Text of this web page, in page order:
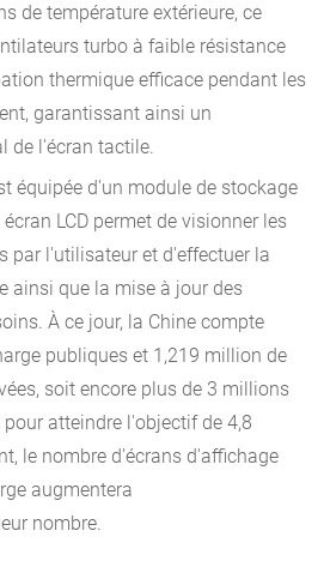
de température extérieure, ce
turbo à faible résistance
thermique efficace pendant les
garantissant ainsi un
de l'écran tactile.
équipée d'un module de stockage
LCD permet de visionner les
par l'utilisateur et d'effectuer la
ainsi que la mise à jour des
À ce jour, la Chine compte
publiques et 1,219 million de
soit encore plus de 3 millions
atteindre l'objectif de 4,8
le nombre d'écrans d'affichage
augmentera
nombre.